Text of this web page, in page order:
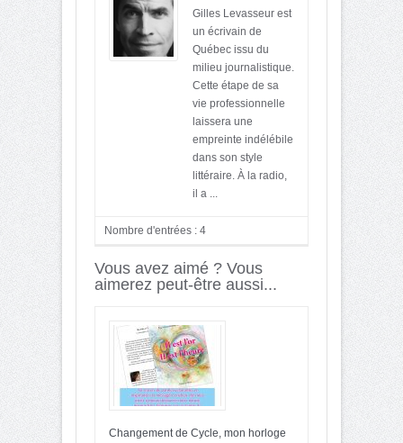
Gilles Levasseur est
un écrivain de
Québec issu du
milieu journalistique.
Cette étape de sa
vie professionnelle
laissera une
empreinte indélébile
dans son style
littéraire. À la radio,
il a ...
Nombre d'entrées : 4
Vous avez aimé ? Vous
aimerez peut-être aussi...
Changement de Cycle, mon horloge